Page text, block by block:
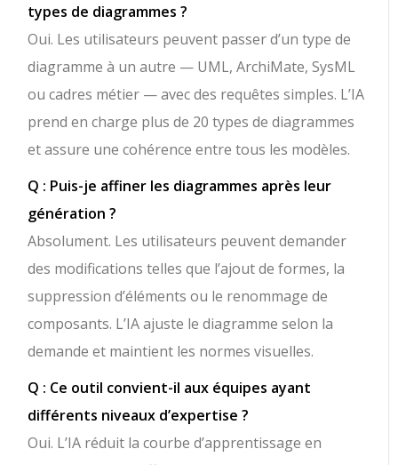
types de diagrammes ?
Oui. Les utilisateurs peuvent passer d’un type de
diagramme à un autre — UML, ArchiMate, SysML
ou cadres métier — avec des requêtes simples. L’IA
prend en charge plus de 20 types de diagrammes
et assure une cohérence entre tous les modèles.
Q : Puis-je affiner les diagrammes après leur
génération ?
Absolument. Les utilisateurs peuvent demander
des modifications telles que l’ajout de formes, la
suppression d’éléments ou le renommage de
composants. L’IA ajuste le diagramme selon la
demande et maintient les normes visuelles.
Q : Ce outil convient-il aux équipes ayant
différents niveaux d’expertise ?
Oui. L’IA réduit la courbe d’apprentissage en